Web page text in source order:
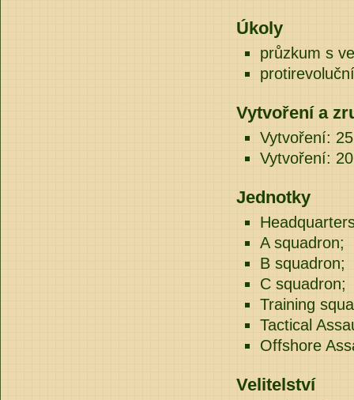
Úkoly
průzkum s
Vytvoření a
Vytvoření:
Vytvoření:
Jednotky
A squadron;
B squadron;
C squadron;
Training
Tactical
Offshore
Velitelství